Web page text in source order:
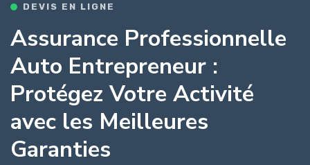
DEVIS EN LIGNE
Assurance Professionnelle
Auto Entrepreneur :
Protégez Votre Activité
avec les Meilleures
Garanties